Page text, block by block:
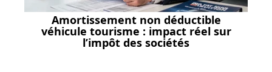
Amortissement non déductible
véhicule tourisme : impact réel sur
l’impôt des sociétés